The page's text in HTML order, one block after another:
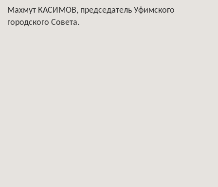
Махмут КАСИМОВ, председатель Уфимского
городского Совета.